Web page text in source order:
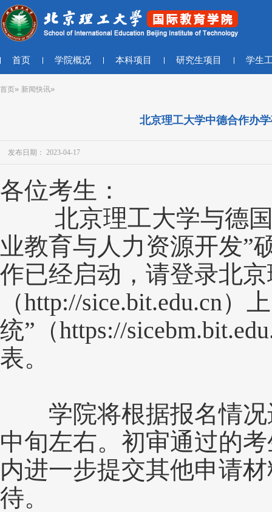
首页 学院概况 本科项目 研究生项目 学生
首页» 新闻快讯»
北京理工大学中德合作办
发布日期： 2023-04-17
各位考生：
北京理工大学与德国
业教育与人力资源开发”
作已经启动，请登录北
（http://sice.bit.edu.cn）
统”（https://
表。
学院将根据报名情况
中旬左右。初审通过的
内进一步提交其他申请
待。